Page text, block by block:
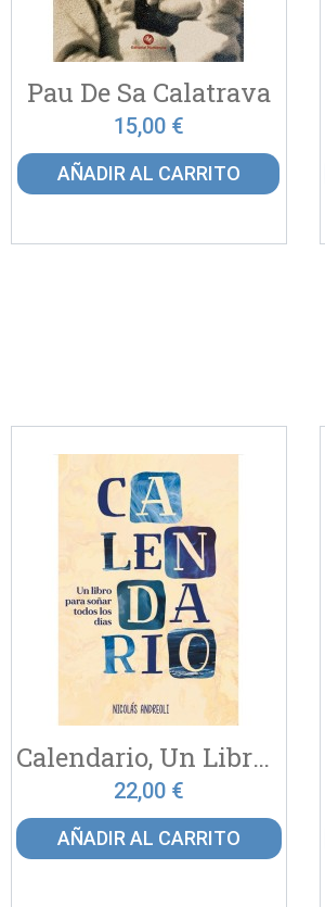
Pau De Sa Calatrava
15,00 €
AÑADIR AL CARRITO
Calendario, Un Libro Para...
22,00 €
AÑADIR AL CARRITO